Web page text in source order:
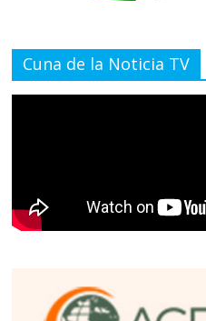
Cuna de la Noticia TV